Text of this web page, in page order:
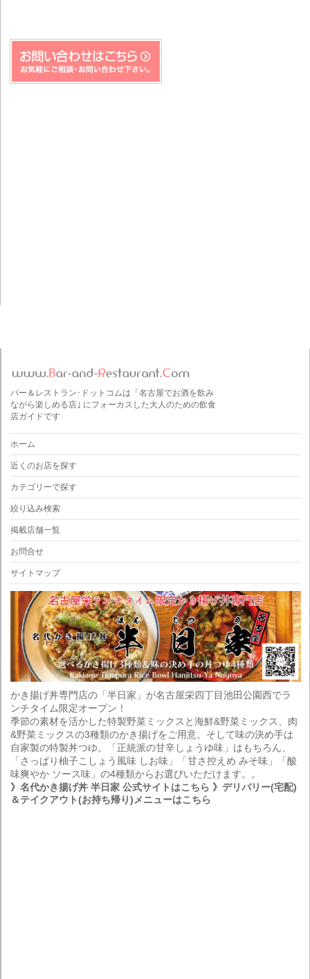
バー＆レストラン･ドットコムは「名古屋でお酒を飲み
ながら楽しめる店｣ にフォーカスした大人のための飲食
店ガイドです
ホーム
近くのお店を探す
カテゴリーで探す
絞り込み検索
掲載店舗一覧
お問合せ
サイトマップ
かき揚げ丼専門店の「半日家」が名古屋栄四丁目池田公園西でラ
ンチタイム限定オープン！
季節の素材を活かした特製野菜ミックスと海鮮&野菜ミックス、肉
&野菜ミックスの3種類のかき揚げをご用意。そして味の決め手は
自家製の特製丼つゆ。「正統派の甘辛しょうゆ味」はもちろん、
「さっぱり柚子こしょう風味 しお味」「甘さ控えめ みそ味」「酸
味爽やか ソース味」の4種類からお選びいただけます。。
》名代かき揚げ丼 半日家 公式サイトはこちら 》デリバリー(宅配)
＆テイクアウト(お持ち帰り)メニューはこちら